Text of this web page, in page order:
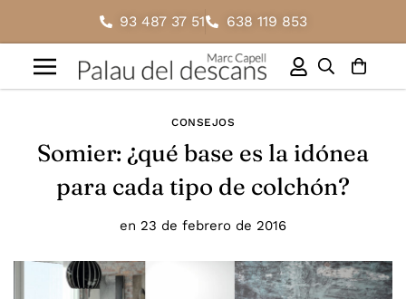
93 487 37 51 638 119 853
CONSEJOS
Somier: ¿qué base es la idónea
para cada tipo de colchón?
en 23 de febrero de 2016